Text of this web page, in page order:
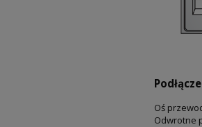
Oś
Odwrotne